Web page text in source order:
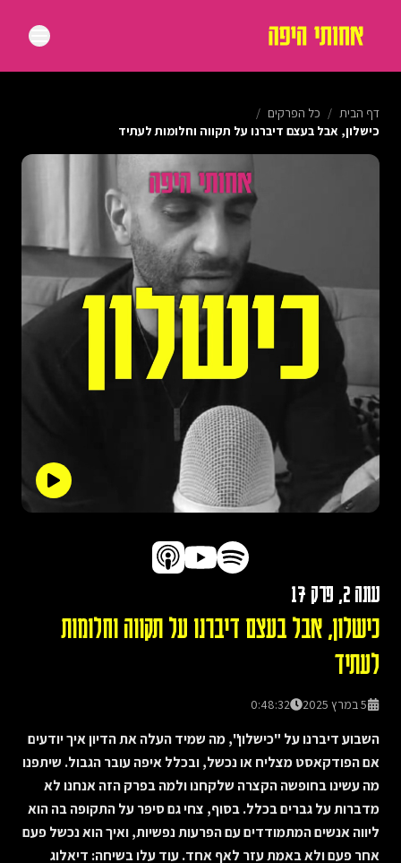
דף הבית / כל הפרקים /
כישלון, אבל בעצם דיברנו על תקווה וחלומות לעתיד
עונה2, פרק 17
כישלון, אבל בעצם דיברנו על תקווה וחלומות
לעתיד
5 במרץ 2025 0:48:32
השבוע דיברנו על "כישלון", מה שמיד העלה את הדיון איך יודעים
אם הפודקאסט מצליח או נכשל, ובכלל איפה עובר הגבול. שיתפנו
מה עשינו בחופשה הקצרה שלקחנו ולמה בפרק הזה אנחנו לא
מדברות על גברים בכלל. בסוף, צחי גם סיפר על התקופה בה הוא
ליווה אנשים המתמודדים עם הפרעות נפשיות, ואיך הוא נכשל פעם
אחר פעם ולא באמת עזר לאף אחד. עוד עלו בשיחה: דיאלוג